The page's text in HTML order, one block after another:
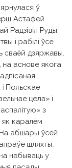
ў
Астафей
Радзівіл Руды,
і рабілі ўсё
сваёй дзяржавы.
на аснове якога
і Польскае
цела» і
з
як каралём
На абшары ўсёй
шляхты.
набываць у